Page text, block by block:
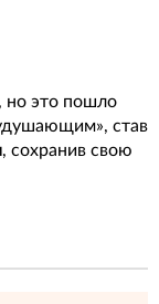
но это пошло
став
, сохранив свою